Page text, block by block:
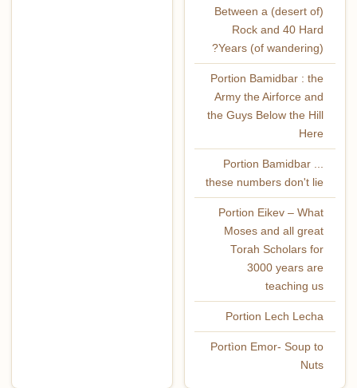
Between a (desert of)
Rock and 40 Hard
Years (of wandering)?
Portion Bamidbar : the
Army the Airforce and
the Guys Below the Hill
Here
Portion Bamidbar ...
these numbers don't lie
Portion Eikev – What
Moses and all great
Torah Scholars for
3000 years are
teaching us
Portion Lech Lecha
Portìon Emor- Soup to
Nuts